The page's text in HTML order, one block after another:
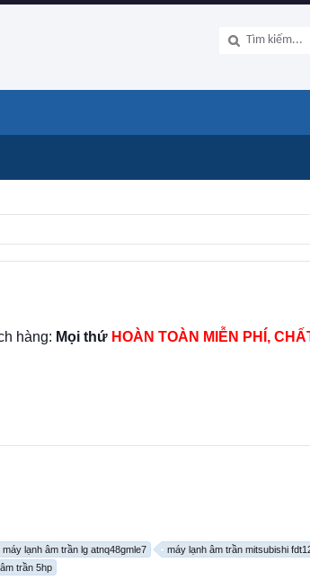
hàng: Mọi thứ HOÀN TOÀN MIỄN PHÍ,
máy lạnh âm trần lg atnq48gmle7
máy lạnh âm trần mitsubishi
trần 5hp